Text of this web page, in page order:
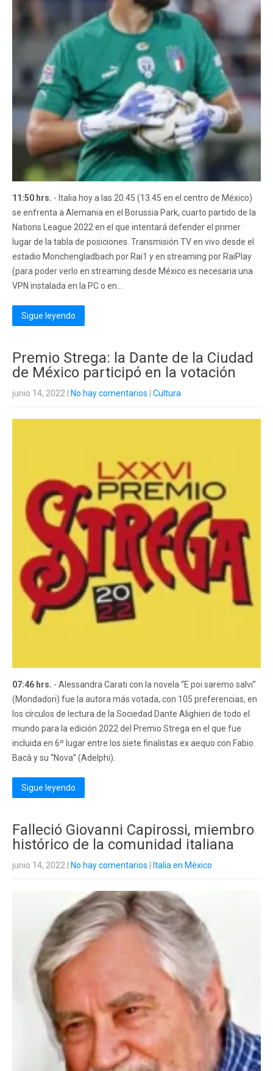
11:50 hrs. - Italia hoy a las 20.45 (13.45 en el centro de México)
se enfrenta a Alemania en el Borussia Park, cuarto partido de la
Nations League 2022 en el que intentará defender el primer
lugar de la tabla de posiciones. Transmisión TV en vivo desde el
estadio Monchengladbach por Rai1 y en streaming por RaiPlay
(para poder verlo en streaming desde México es necesaria una
VPN instalada en la PC o en...
Sigue leyendo
Premio Strega: la Dante de la Ciudad
de México participó en la votación
junio 14, 2022 No hay comentarios Cultura
07:46 hrs. - Alessandra Carati con la novela “E poi saremo salvi”
(Mondadori) fue la autora más votada, con 105 preferencias, en
los círculos de lectura de la Sociedad Dante Alighieri de todo el
mundo para la edición 2022 del Premio Strega en el que fue
incluida en 6º lugar entre los siete finalistas ex aequo con Fabio
Bacà y su “Nova” (Adelphi).
Sigue leyendo
Falleció Giovanni Capirossi, miembro
histórico de la comunidad italiana
junio 14, 2022 No hay comentarios Italia en México